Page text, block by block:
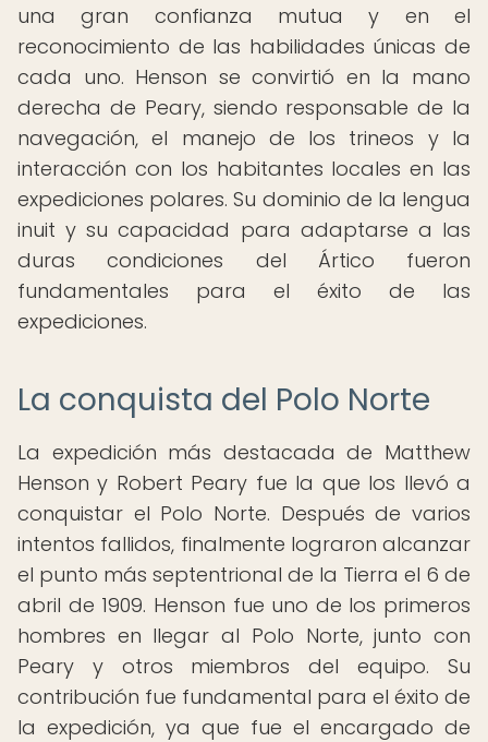
una gran confianza mutua y en el
reconocimiento de las habilidades únicas de
cada uno. Henson se convirtió en la mano
derecha de Peary, siendo responsable de la
navegación, el manejo de los trineos y la
interacción con los habitantes locales en las
expediciones polares. Su dominio de la lengua
inuit y su capacidad para adaptarse a las
duras condiciones del Ártico fueron
fundamentales para el éxito de las
expediciones.
La conquista del Polo Norte
La expedición más destacada de Matthew
Henson y Robert Peary fue la que los llevó a
conquistar el Polo Norte. Después de varios
intentos fallidos, finalmente lograron alcanzar
el punto más septentrional de la Tierra el 6 de
abril de 1909. Henson fue uno de los primeros
hombres en llegar al Polo Norte, junto con
Peary y otros miembros del equipo. Su
contribución fue fundamental para el éxito de
la expedición, ya que fue el encargado de